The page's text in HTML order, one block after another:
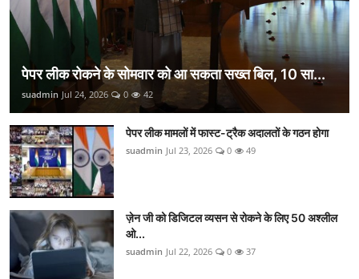
पेपर लीक रोकने के सोमवार को आ सकता सख्त बिल, 10 सा...
suadmin Jul 24, 2026 0 42
पेपर लीक मामलों में फास्ट-ट्रैक अदालतों के गठन होगा
suadmin Jul 23, 2026 0 49
ज़ेन जी को डिजिटल व्यसन से रोकने के लिए 50 अश्लील
ओ...
suadmin Jul 22, 2026 0 37